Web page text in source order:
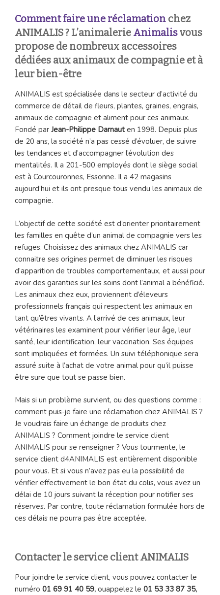
Comment faire une réclamation chez
ANIMALIS ? L’animalerie Animalisvous
propose de nombreux accessoires
dédiées aux animaux de compagnie et à
leur bien-être
ANIMALIS est spécialisée dans le secteur d’activité du
commerce de détail de fleurs, plantes, graines, engrais,
animaux de compagnie et aliment pour ces animaux.
Fondé par Jean-Philippe Darnauten 1998. Depuis plus
de 20 ans, la société n’a pas cessé d’évoluer, de suivre
les tendances et d’accompagner l’évolution des
mentalités. Il a 201-500 employés dont le siège social
est à Courcouronnes, Essonne. Il a 42 magasins
aujourd’hui et ils ont presque tous vendu les animaux de
compagnie.
L’objectif de cette société est d’orienter prioritairement
les familles en quête d’un animal de compagnie vers les
refuges. Choisissez des animaux chez ANIMALIS car
connaitre ses origines permet de diminuer les risques
d’apparition de troubles comportementaux, et aussi pour
avoir des garanties sur les soins dont l’animal a bénéficié.
Les animaux chez eux, proviennent d’éleveurs
professionnels français qui respectent les animaux en
tant qu’êtres vivants. A l’arrivé de ces animaux, leur
vétérinaires les examinent pour vérifier leur âge, leur
santé, leur identification, leur vaccination. Ses équipes
sont impliquées et formées. Un suivi téléphonique sera
assuré suite à l’achat de votre animal pour qu’il puisse
être sure que tout se passe bien.
Mais si un problème survient, ou des questions comme :
comment puis-je faire une réclamation chez ANIMALIS ?
Je voudrais faire un échange de produits chez
ANIMALIS ? Comment joindre le service client
ANIMALIS pour se renseigner ? Vous tourmente, le
service client d4ANIMALIS est entièrement disponible
pour vous. Et si vous n’avez pas eu la possibilité de
vérifier effectivement le bon état du colis, vous avez un
délai de 10 jours suivant la réception pour notifier ses
réserves. Par contre, toute réclamation formulée hors de
ces délais ne pourra pas être acceptée.
Contacter le service client ANIMALIS
Pour joindre le service client, vous pouvez contacter le
numéro 01 69 91 40 59, ouappelez le 01 53 33 87 35,